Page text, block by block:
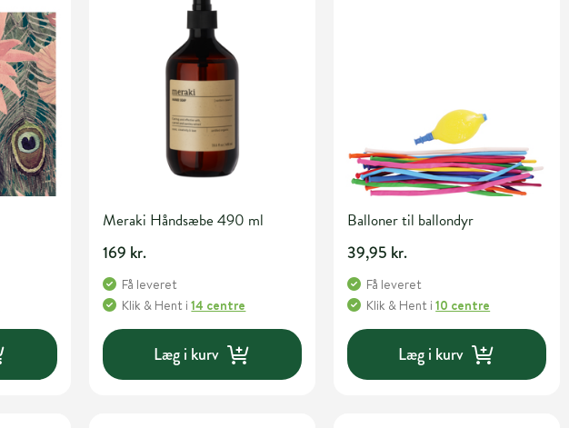
Meraki Håndsæbe 490 ml
169 kr.
Få leveret
Klik & Hent i14 centre
Læg i kurv
Balloner til ballondyr
39,95 kr.
Få leveret
Klik & Hent i10 centre
Læg i kurv